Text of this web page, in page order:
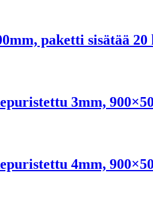
paketti sisätää
3mm,
4mm,